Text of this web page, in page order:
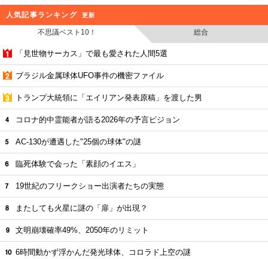
人気記事ランキング 更新
不思議ベスト10！ 総合
「見世物サーカス」で最も愛された人間5選
ブラジル金属球体UFO事件の機密ファイル
トランプ大統領に「エイリアン発表原稿」を渡した男
コロナ的中霊能者が語る2026年の予言ビジョン
AC-130が遭遇した"25個の球体"の謎
臨死体験で会った「素顔のイエス」
19世紀のフリークショー出演者たちの実態
またしても火星に謎の「扉」が出現？
文明崩壊確率49%、2050年のリミット
6時間動かず浮かんだ発光球体、コロラド上空の謎